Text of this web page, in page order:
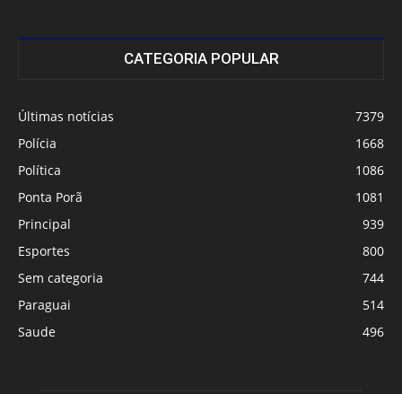
CATEGORIA POPULAR
Últimas notícias
7379
Polícia
1668
Política
1086
Ponta Porã
1081
Principal
939
Esportes
800
Sem categoria
744
Paraguai
514
Saude
496